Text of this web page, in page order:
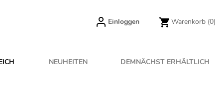
Einloggen Warenkorb (0)
NEUHEITEN DEMNÄCHST ERHÄLTLICH